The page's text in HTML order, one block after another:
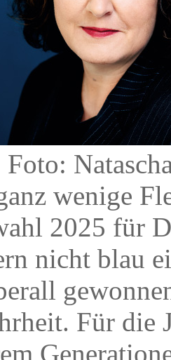
Foto:
wenige
2025 für
nicht blau
Für die